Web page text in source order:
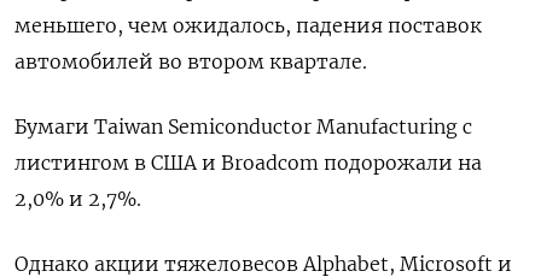
меньшего, чем ожидалось, падения поставок
автомобилей во втором квартале.
Бумаги Taiwan Semiconductor Manufacturing с
листингом в США и Broadcom подорожали на
2,0% и 2,7%.
Однако акции тяжеловесов Alphabet, Microsoft и